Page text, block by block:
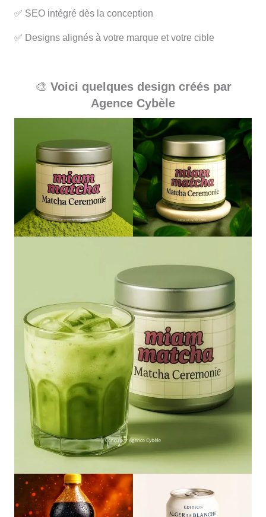
✅ SEO intégré dès la conception
✅ Designs alignés à votre marque et votre cible
🎨 Voici quelques design créés par
Agence Cybèle